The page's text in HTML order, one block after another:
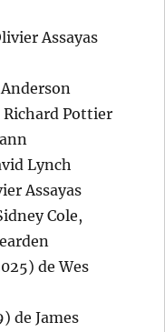
Assayas
Richard Pottier
Lynch
Assayas
Cole,
de Wes
de James